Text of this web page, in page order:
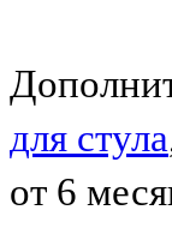
для стула
от 6